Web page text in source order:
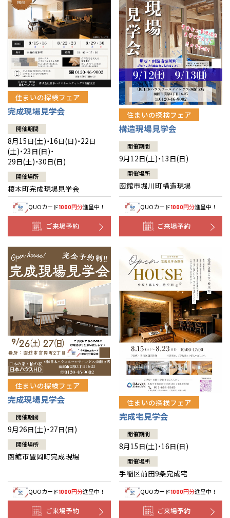
グループ会社紹介
CMギャラリー
採用情報
住まいの探検フェア
完成現場見学会
開催期間
8月15日(土)・16日(日)・22日
(土)・23日(日)・
29日(土)・30日(日)
開催場所
榎本町完成現場見学会
QUOカード1000円分進呈中！
ご来場予約
住まいの探検フェア
構造現場見学会
開催期間
9月12日(土)・13日(日)
開催場所
函館市堀川町構造現場
QUOカード1000円分進呈中！
ご来場予約
住まいの探検フェア
完成現場見学会
開催期間
9月26日(土)・27日(日)
開催場所
函館市豊岡町完成現場
QUOカード1000円分進呈中！
ご来場予約
住まいの探検フェア
完成宅見学会
開催期間
8月15日(土)・16日(日)
開催場所
手稲区前田9条完成宅
QUOカード1000円分進呈中！
ご来場予約